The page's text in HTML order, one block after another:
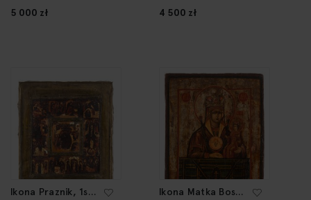
5 000 zł
w.
4 500 zł
Ikona Praznik, 1st
Ikona Matka Boska